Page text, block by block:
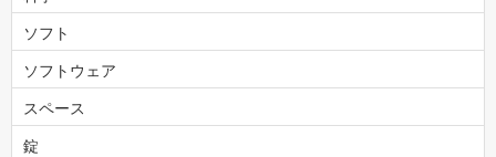
ソフト
ソフトウェア
スペース
錠